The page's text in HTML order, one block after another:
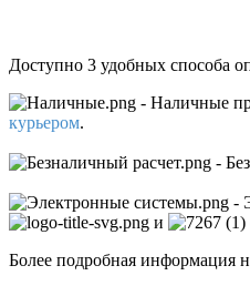
Доступно 3 удобных способа
- Наличные
курьером.
-
-
и
Более подробная информация